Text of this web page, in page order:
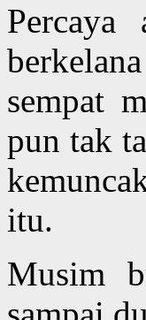
sempat
pun tak
itu.
Musim